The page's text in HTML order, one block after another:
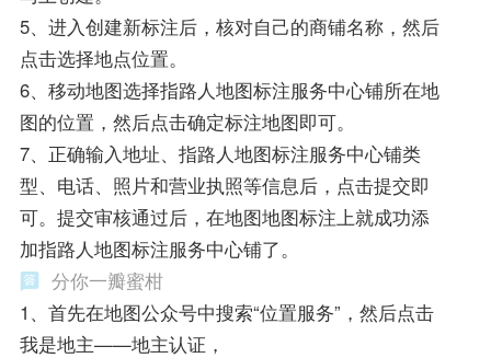
5、进入创建新标注后，核对自己的商铺名称，然后
点击选择地点位置。
6、移动地图选择指路人地图标注服务中心铺所在地
图的位置，然后点击确定标注地图即可。
7、正确输入地址、指路人地图标注服务中心铺类
型、电话、照片和营业执照等信息后，点击提交即
可。提交审核通过后，在地图地图标注上就成功添
加指路人地图标注服务中心铺了。
分你一瓣蜜柑
1、首先在地图公众号中搜索“位置服务”，然后点击
我是地主——地主认证，